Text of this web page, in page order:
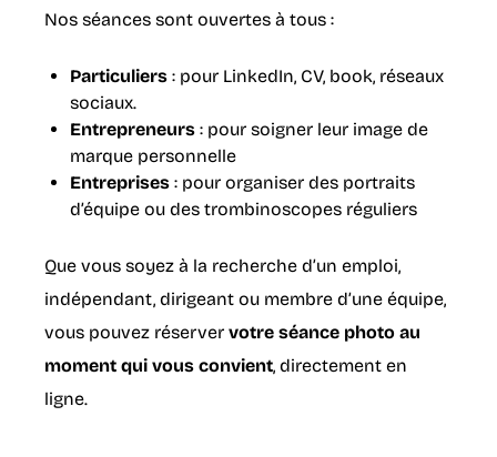
Nos séances sont ouvertes à tous :
Particuliers : pour LinkedIn, CV, book, réseaux
sociaux.
Entrepreneurs : pour soigner leur image de
marque personnelle
Entreprises : pour organiser des portraits
d’équipe ou des trombinoscopes réguliers
Que vous soyez à la recherche d’un emploi,
indépendant, dirigeant ou membre d’une équipe,
vous pouvez réserver votre séance photo au
moment qui vous convient, directement en
ligne.